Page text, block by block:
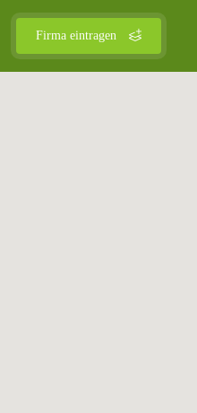
Firma eintragen